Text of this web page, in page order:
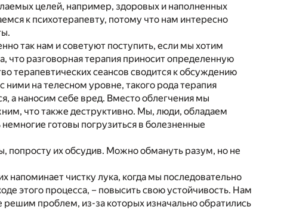
целей, например, здоровых и наполненных
к психотерапевту, потому что нам интересно
так нам и советуют поступить, если мы хотим
что разговорная терапия приносит определенную
терапевтических сеансов сводится к обсуждению
на телесном уровне, такого рода терапия
а наносим себе вред. Вместо облегчения мы
что также деструктивно. Мы, люди, обладаем
готовы погрузиться в болезненные
попросту их обсудив. Можно обмануть разум, но не
напоминает чистку лука, когда мы последовательно
этого процесса, – повысить свою устойчивость. Нам
проблем, из-за которых изначально обратились